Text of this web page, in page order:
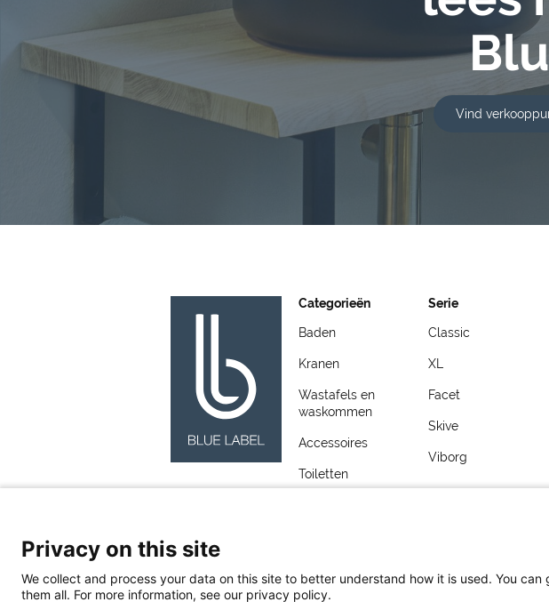
Vind
Categorieën
Baden
Kranen
Wastafels en
waskommen
Accessoires
Toiletten
Serie
Classic
XL
Facet
Skive
Viborg
Privacy on this site
We collect and process your data on this site to better understand how it is used. You
them all. For more information, see our privacy policy.